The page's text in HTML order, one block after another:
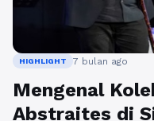
HIGHLIGHT 7 bulan ago
Mengenal
Abstraites di